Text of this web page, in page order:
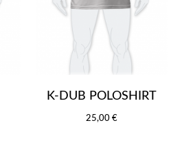
K-DUB POLOSHIRT
25,00 €